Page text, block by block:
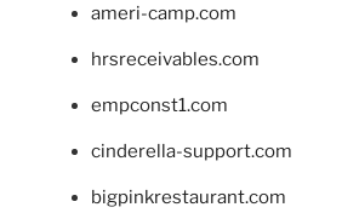
ameri-camp.com
hrsreceivables.com
empconst1.com
cinderella-support.com
bigpinkrestaurant.com